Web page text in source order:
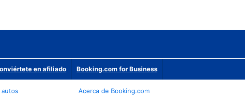
en afiliado Booking.com for Business
autos
Acerca de Booking.com